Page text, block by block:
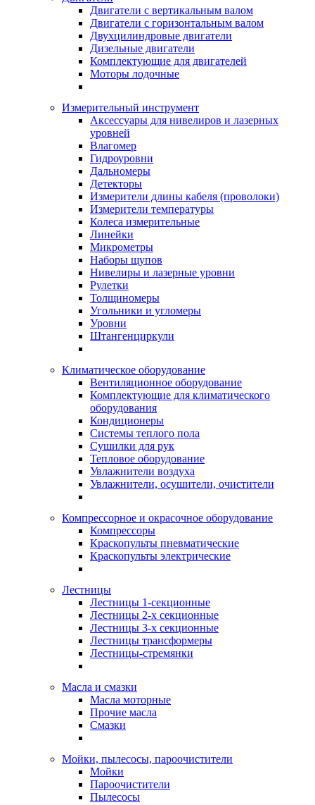
Двигатели с вертикальным валом
Двигатели с горизонтальным валом
Двухцилиндровые двигатели
Дизельные двигатели
Комплектующие для двигателей
Моторы лодочные
Измерительный инструмент
Аксессуары для нивелиров и лазерных
уровней
Влагомер
Гидроуровни
Дальномеры
Детекторы
Измерители длины кабеля (проволоки)
Измерители температуры
Колеса измерительные
Линейки
Микрометры
Наборы щупов
Нивелиры и лазерные уровни
Рулетки
Толщиномеры
Угольники и угломеры
Уровни
Штангенциркули
Климатическое оборудование
Вентиляционное оборудование
Комплектующие для климатического
оборудования
Кондиционеры
Системы теплого пола
Сушилки для рук
Тепловое оборудование
Увлажнители воздуха
Увлажнители, осушители, очистители
Компрессорное и окрасочное оборудование
Компрессоры
Краскопульты пневматические
Краскопульты электрические
Лестницы
Лестницы 1-секционные
Лестницы 2-х секционные
Лестницы 3-х секционные
Лестницы трансформеры
Лестницы-стремянки
Масла и смазки
Масла моторные
Прочие масла
Смазки
Мойки, пылесосы, пароочистители
Мойки
Пароочистители
Пылесосы